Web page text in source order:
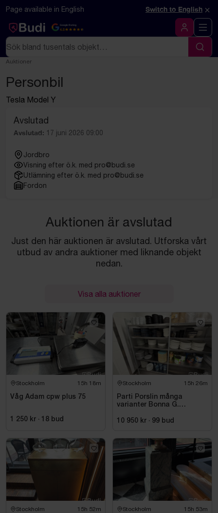
Hoppa till innehåll
Textbaserad (markdown) version av denna sida
Page available in English Switch to English ×
Google Rating
4.5
Logga in
Sök
Sök
Auktioner
Personbil
Tesla Model Y
Avslutad
Avslutad: 17 juni 2026 09:00
Jordbro
Visning efter ö.k. med pro@budi.se
Utlämning efter ö.k. med pro@budi.se
Fordon
Auktionen är avslutad
Just den här auktionen är avslutad. Utforska vårt
utbud av andra auktioner med liknande objekt
nedan.
Visa alla auktioner
Stockholm 15h 18m
Våg Adam cpw plus 75
1 250 kr · 18 bud
Stockholm 15h 26m
Parti Porslin många
varianter Bonna G.
10 950 kr · 99 bud
Stockholm 15h 52m Stockholm 15h 53m